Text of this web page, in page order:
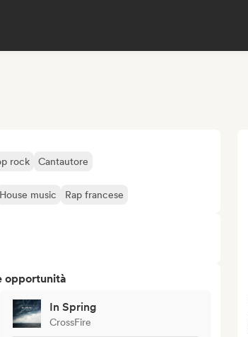
rock Cantautore
House music Rap francese
opportunità
In Spring
CrossFire